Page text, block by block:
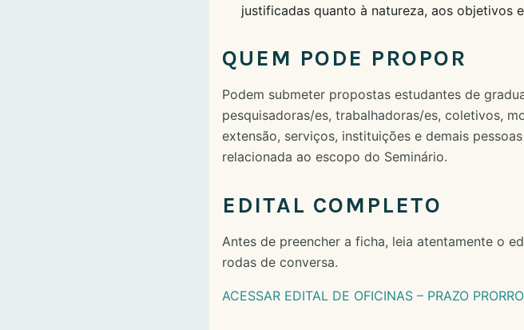
justificadas quanto à natureza, aos objetivos
QUEM PODE PROPOR
Podem submeter propostas estudantes de
pesquisadoras/es, trabalhadoras/es, coletivos,
extensão, serviços, instituições e demais
relacionada ao escopo do Seminário.
EDITAL COMPLETO
Antes de preencher a ficha, leia atentamente o
rodas de conversa.
ACESSAR EDITAL DE OFICINAS – PRAZO